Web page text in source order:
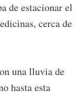
de estacionar el
cerca de
una lluvia de
hasta esta